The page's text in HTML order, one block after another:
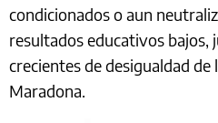
condicionados o aun
resultados educativos bajos,
crecientes de desigualdad de
Maradona.